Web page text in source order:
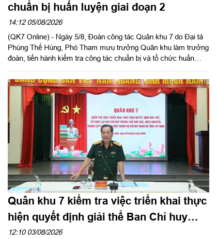
chuẩn bị huấn luyện giai đoạn 2
14:12 05/08/2026
(QK7 Online) - Ngày 5/8, Đoàn công tác Quân khu 7 do Đại tá
Phùng Thế Hùng, Phó Tham mưu trưởng Quân khu làm trưởng
đoàn, tiến hành kiểm tra công tác chuẩn bị và tổ chức huấn
đại biểu các phòng chức năng Quân khu.
Quân khu 7 kiểm tra việc triển khai thực
hiện quyết định giải thể Ban Chỉ huy
PTKV tại tỉnh Tây Ninh
12:10 03/08/2026